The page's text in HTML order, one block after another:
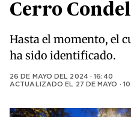
Cerro
Hasta el momento, el
ha sido identificado.
26 DE MAYO DEL 2024 · 16:40
ACTUALIZADO EL 27 DE MAYO ·